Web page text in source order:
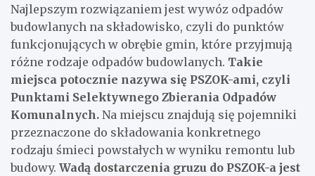
Najlepszym rozwiązaniem jest wywóz odpadów
budowlanych na składowisko, czyli do punktów
funkcjonujących w obrębie gmin, które przyjmują
różne rodzaje odpadów budowlanych. Takie
miejsca potocznie nazywa się PSZOK-ami, czyli
Punktami Selektywnego Zbierania Odpadów
Komunalnych. Na miejscu znajdują się pojemniki
przeznaczone do składowania konkretnego
rodzaju śmieci powstałych w wyniku remontu lub
budowy. Wadą dostarczenia gruzu do PSZOK-a jest